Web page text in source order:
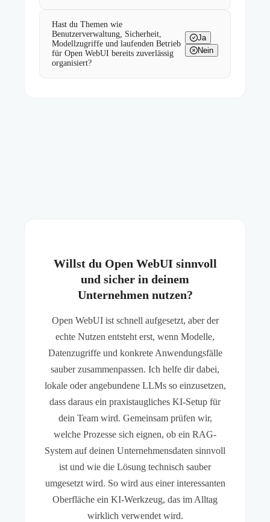
Hast du Themen wie
Benutzerverwaltung, Sicherheit,
Modellzugriffe und laufenden Betrieb
für Open WebUI bereits zuverlässig
organisiert?
Ja
Nein
Willst du Open WebUI sinnvoll
und sicher in deinem
Unternehmen nutzen?
Open WebUI ist schnell aufgesetzt, aber der
echte Nutzen entsteht erst, wenn Modelle,
Datenzugriffe und konkrete Anwendungsfälle
sauber zusammenpassen. Ich helfe dir dabei,
lokale oder angebundene LLMs so einzusetzen,
dass daraus ein praxistaugliches KI-Setup für
dein Team wird. Gemeinsam prüfen wir,
welche Prozesse sich eignen, ob ein RAG-
System auf deinen Unternehmensdaten sinnvoll
ist und wie die Lösung technisch sauber
umgesetzt wird. So wird aus einer interessanten
Oberfläche ein KI-Werkzeug, das im Alltag
wirklich verwendet wird.